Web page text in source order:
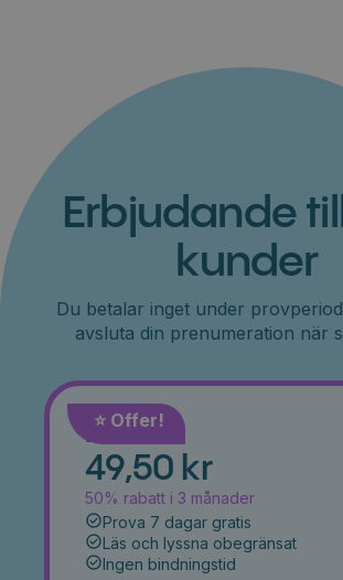
Erbjudande
kunder
Du betalar inget under
avsluta din prenumeration när
⭐️ Offer!
Månad
49,50 kr
50% rabatt i 3 månader
Prova 7 dagar gratis
Läs och lyssna obegränsat
Ingen bindningstid